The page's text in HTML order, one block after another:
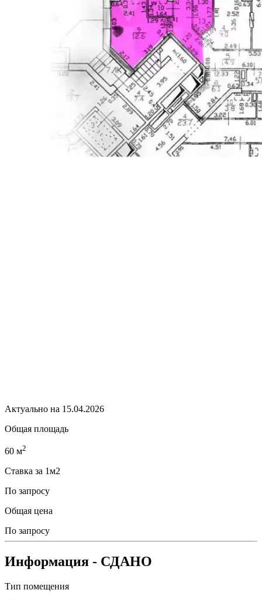
Актуально на 15.04.2026
Общая площадь
60 м2
Ставка за 1м2
По запросу
Общая цена
По запросу
Информация - СДАНО
Тип помещения